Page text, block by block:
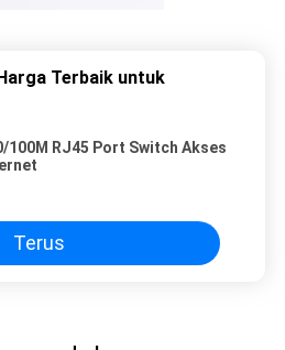
Terbaik untuk
100M RJ45 Port Switch Akses
Terus